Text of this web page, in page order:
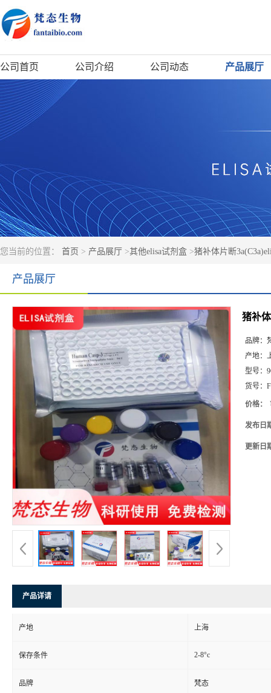
公司首页 公司介绍 公司动态 产品展厅
您当前的位置： 首页 > 产品展厅 >其他elisa试剂盒 >猪补体片断
产品展厅
猪补
品牌：
产地：
型号：
货号：
价格：
发布日
更新日
产品详请
产地 上海
保存条件 2-8°c
品牌 梵态